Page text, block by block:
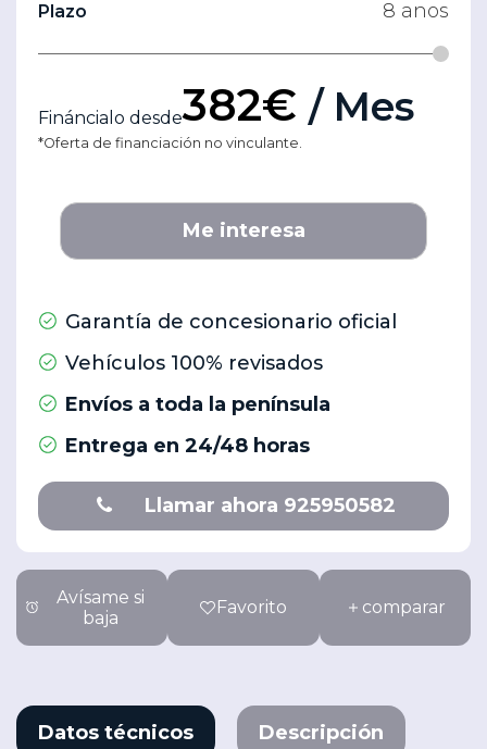
Plazo 8 anos
Fináncialo desde382€ / Mes
*Oferta de financiación no vinculante.
Me interesa
Garantía de concesionario oficial
Vehículos 100% revisados
Envíos a toda la península
Entrega en 24/48 horas
Llamar ahora 925950582
Avísame si
baja
Favorito comparar
Datos técnicos Descripción